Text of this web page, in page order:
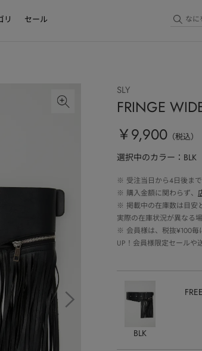
リ セール
SLY
FRINGE
￥9,900 （税込）
選択中のカラー：BLK
※ 受注当日から4日後ま
※ 購入金額に関わらず、
※ 掲載中の在庫数は目安
実際の在庫状況が異なる
※ 会員様は、税抜¥100
UP！会員様限定セールや
BLK
FREE